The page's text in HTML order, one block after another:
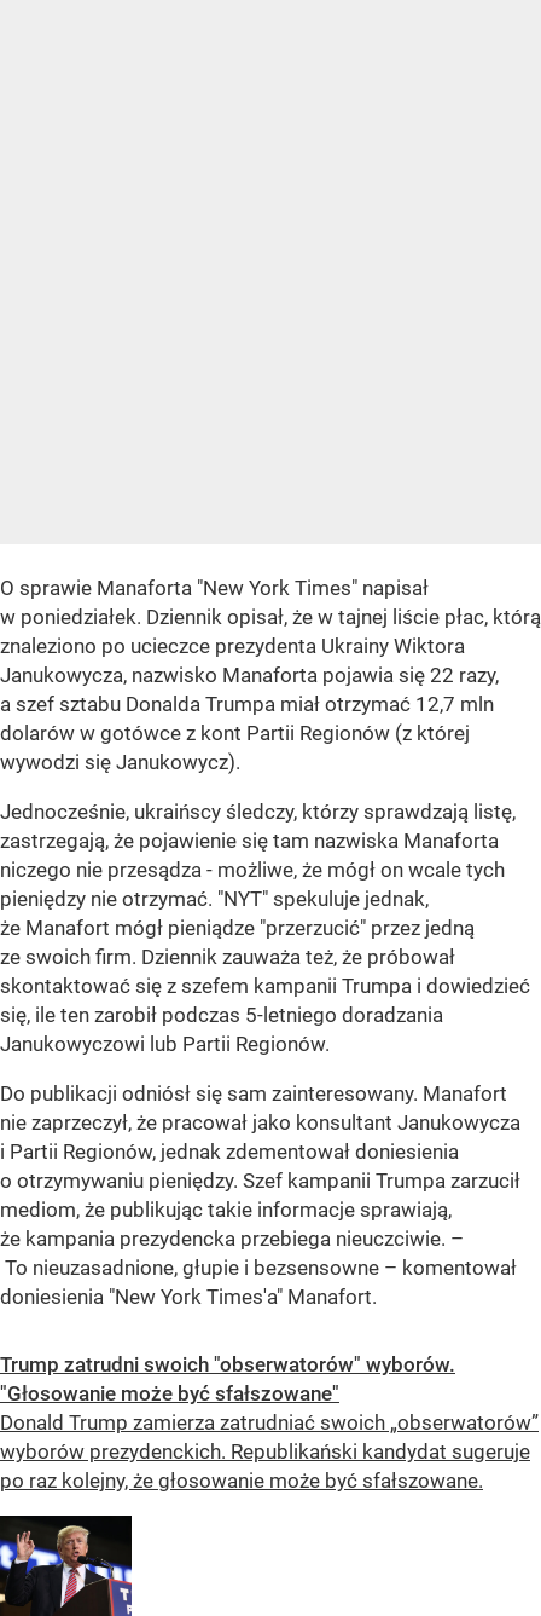
O sprawie Manaforta "New York Times" napisał
w poniedziałek. Dziennik opisał, że w tajnej liście płac, którą
znaleziono po ucieczce prezydenta Ukrainy Wiktora
Janukowycza, nazwisko Manaforta pojawia się 22 razy,
a szef sztabu Donalda Trumpa miał otrzymać 12,7 mln
dolarów w gotówce z kont Partii Regionów (z której
wywodzi się Janukowycz).
Jednocześnie, ukraińscy śledczy, którzy sprawdzają listę,
zastrzegają, że pojawienie się tam nazwiska Manaforta
niczego nie przesądza - możliwe, że mógł on wcale tych
pieniędzy nie otrzymać. "NYT" spekuluje jednak,
że Manafort mógł pieniądze "przerzucić" przez jedną
ze swoich firm. Dziennik zauważa też, że próbował
skontaktować się z szefem kampanii Trumpa i dowiedzieć
się, ile ten zarobił podczas 5-letniego doradzania
Janukowyczowi lub Partii Regionów.
Do publikacji odniósł się sam zainteresowany. Manafort
nie zaprzeczył, że pracował jako konsultant Janukowycza
i Partii Regionów, jednak zdementował doniesienia
o otrzymywaniu pieniędzy. Szef kampanii Trumpa zarzucił
mediom, że publikując takie informacje sprawiają,
że kampania prezydencka przebiega nieuczciwie. –
To nieuzasadnione, głupie i bezsensowne – komentował
doniesienia "New York Times'a" Manafort.
Trump zatrudni swoich "obserwatorów" wyborów.
"Głosowanie może być sfałszowane"
Donald Trump zamierza zatrudniać swoich „obserwatorów”
wyborów prezydenckich. Republikański kandydat sugeruje
po raz kolejny, że głosowanie może być sfałszowane.